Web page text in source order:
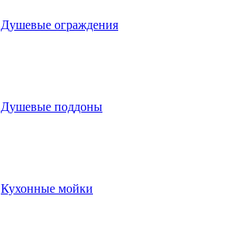
Душевые ограждения
Душевые поддоны
Кухонные мойки